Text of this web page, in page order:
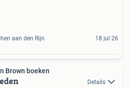
aan den Rijn 18 jul 26
Brown boeken
Details